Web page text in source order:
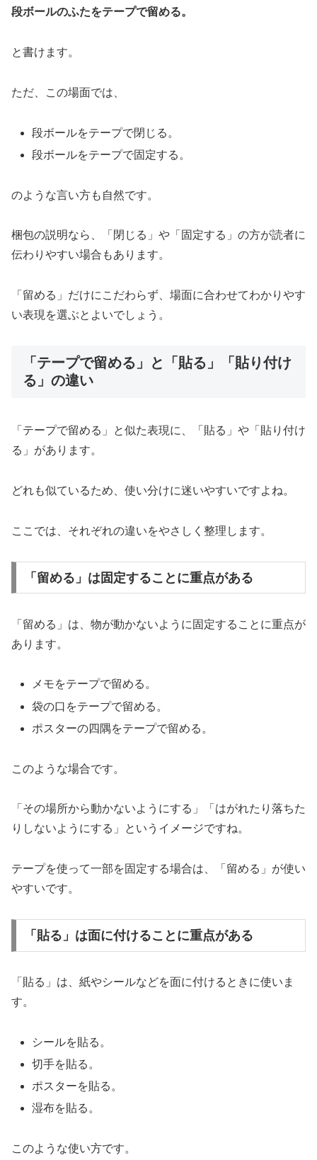
段ボールのふたをテープで留める。
と書けます。
ただ、この場面では、
段ボールをテープで閉じる。
段ボールをテープで固定する。
のような言い方も自然です。
梱包の説明なら、「閉じる」や「固定する」の方が読者に
伝わりやすい場合もあります。
「留める」だけにこだわらず、場面に合わせてわかりやす
い表現を選ぶとよいでしょう。
「テープで留める」と「貼る」「貼り付け
る」の違い
「テープで留める」と似た表現に、「貼る」や「貼り付け
る」があります。
どれも似ているため、使い分けに迷いやすいですよね。
ここでは、それぞれの違いをやさしく整理します。
「留める」は固定することに重点がある
「留める」は、物が動かないように固定することに重点が
あります。
メモをテープで留める。
袋の口をテープで留める。
ポスターの四隅をテープで留める。
このような場合です。
「その場所から動かないようにする」「はがれたり落ちた
りしないようにする」というイメージですね。
テープを使って一部を固定する場合は、「留める」が使い
やすいです。
「貼る」は面に付けることに重点がある
「貼る」は、紙やシールなどを面に付けるときに使いま
す。
シールを貼る。
切手を貼る。
ポスターを貼る。
湿布を貼る。
このような使い方です。